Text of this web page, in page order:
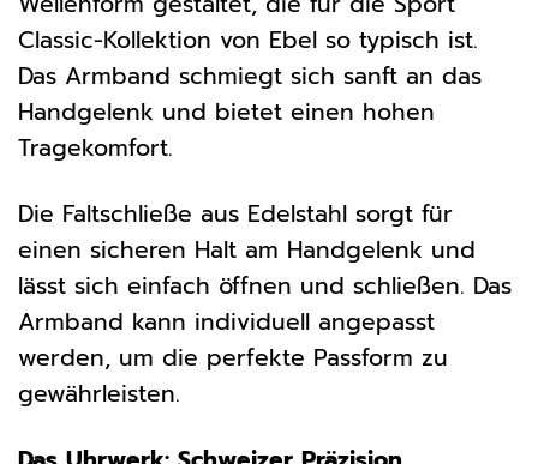
Classic-Kollektion von Ebel so typisch ist.
Das Armband schmiegt sich sanft an das
Handgelenk und bietet einen hohen
Tragekomfort.
Die Faltschließe aus Edelstahl sorgt für
einen sicheren Halt am Handgelenk und
lässt sich einfach öffnen und schließen. Das
Armband kann individuell angepasst
werden, um die perfekte Passform zu
gewährleisten.